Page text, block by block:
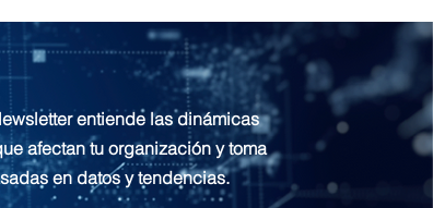
entiende las dinámicas
afectan tu organización y toma
en datos y tendencias.